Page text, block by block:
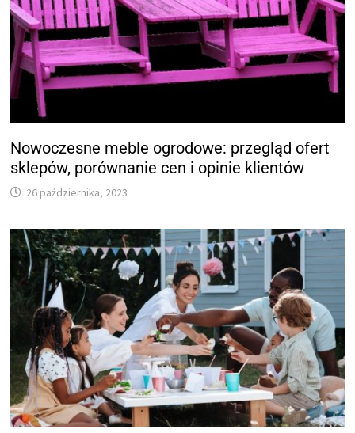
Nowoczesne meble ogrodowe: przegląd ofert
sklepów, porównanie cen i opinie klientów
26 października, 2023